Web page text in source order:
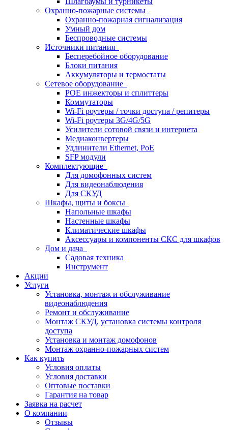
Охранно-пожарные системы
Охранно-пожарная сигнализация
Умный дом
Беспроводные системы
Источники питания
Бесперебойное оборудование
Блоки питания
Аккумуляторы и термостаты
Сетевое оборудование
POE инжекторы и сплиттеры
Коммутаторы
Wi-Fi роутеры / точки доступа / репитеры
Wi-Fi роутеры 3G/4G/5G
Усилители сотовой связи и интернета
Медиаконвертеры
Удлинители Ethernet, PoE
SFP модули
Комплектующие
Для домофонных систем
Для видеонаблюдения
Для СКУД
Шкафы, щиты и боксы
Напольные шкафы
Настенные шкафы
Климатические шкафы
Аксессуары и компоненты СКС для шкафов
Дом и дача
Садовая техника
Инструмент
Акции
Услуги
Установка, монтаж и обслуживание
видеонаблюдения
Ремонт и обслуживание
Монтаж СКУД, установка системы контроля
доступа
Установка и монтаж домофонов
Монтаж охранно-пожарных систем
Как купить
Условия оплаты
Условия доставки
Оптовые поставки
Гарантия на товар
Заявка на расчет
О компании
Отзывы